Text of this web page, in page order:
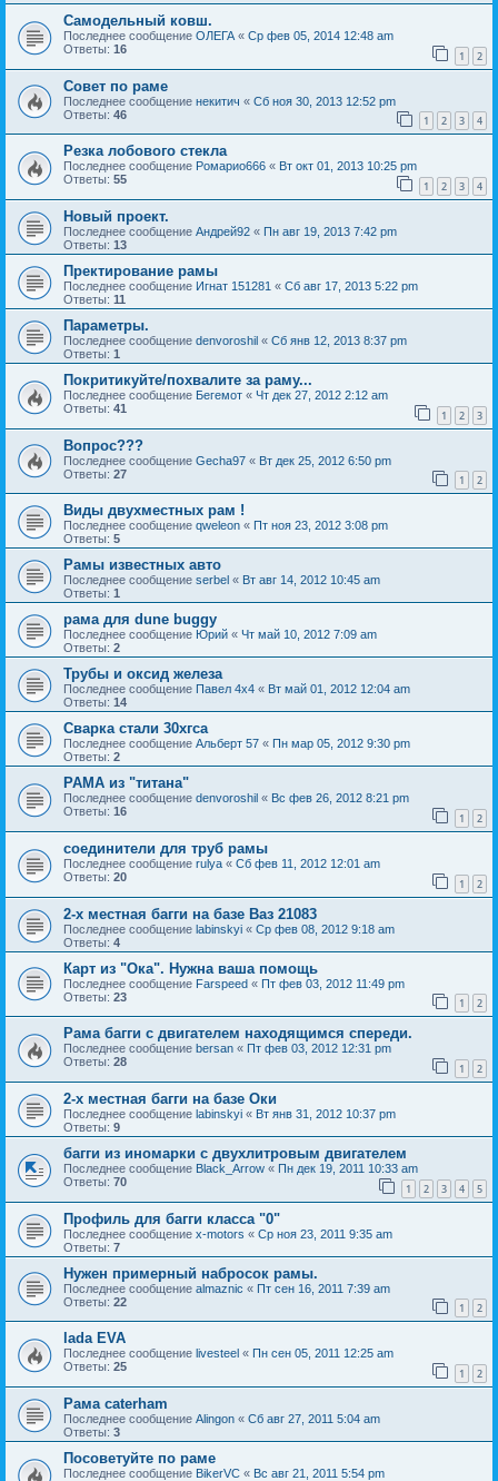
Самодельный ковш.
Последнее сообщение ОЛЕГА « Ср фев 05, 2014 12:48 am
Ответы: 16 1 2
Совет по раме
Последнее сообщение некитич « Сб ноя 30, 2013 12:52 pm
Ответы: 46 1 2 3 4
Резка лобового стекла
Последнее сообщение Ромарио666 « Вт окт 01, 2013 10:25 pm
Ответы: 55 1 2 3 4
Новый проект.
Последнее сообщение Андрей92 « Пн авг 19, 2013 7:42 pm
Ответы: 13
Пректирование рамы
Последнее сообщение Игнат 151281 « Сб авг 17, 2013 5:22 pm
Ответы: 11
Параметры.
Последнее сообщение denvoroshil « Сб янв 12, 2013 8:37 pm
Ответы: 1
Покритикуйте/похвалите за раму...
Последнее сообщение Бегемот « Чт дек 27, 2012 2:12 am
Ответы: 41 1 2 3
Вопрос???
Последнее сообщение Gecha97 « Вт дек 25, 2012 6:50 pm
Ответы: 27 1 2
Виды двухместных рам !
Последнее сообщение qweleon « Пт ноя 23, 2012 3:08 pm
Ответы: 5
Рамы известных авто
Последнее сообщение serbel « Вт авг 14, 2012 10:45 am
Ответы: 1
рама для dune buggy
Последнее сообщение Юрий « Чт май 10, 2012 7:09 am
Ответы: 2
Трубы и оксид железа
Последнее сообщение Павел 4х4 « Вт май 01, 2012 12:04 am
Ответы: 14
Сварка стали 30хгса
Последнее сообщение Альберт 57 « Пн мар 05, 2012 9:30 pm
Ответы: 2
РАМА из "титана"
Последнее сообщение denvoroshil « Вс фев 26, 2012 8:21 pm
Ответы: 16 1 2
соединители для труб рамы
Последнее сообщение rulya « Сб фев 11, 2012 12:01 am
Ответы: 20 1 2
2-х местная багги на базе Ваз 21083
Последнее сообщение labinskyi « Ср фев 08, 2012 9:18 am
Ответы: 4
Карт из "Ока". Нужна ваша помощь
Последнее сообщение Farspeed « Пт фев 03, 2012 11:49 pm
Ответы: 23 1 2
Рама багги с двигателем находящимся спереди.
Последнее сообщение bersan « Пт фев 03, 2012 12:31 pm
Ответы: 28 1 2
2-х местная багги на базе Оки
Последнее сообщение labinskyi « Вт янв 31, 2012 10:37 pm
Ответы: 9
багги из иномарки с двухлитровым двигателем
Последнее сообщение Black_Arrow « Пн дек 19, 2011 10:33 am
Ответы: 70 1 2 3 4 5
Профиль для багги класса "0"
Последнее сообщение x-motors « Ср ноя 23, 2011 9:35 am
Ответы: 7
Нужен примерный набросок рамы.
Последнее сообщение almaznic « Пт сен 16, 2011 7:39 am
Ответы: 22 1 2
lada EVA
Последнее сообщение livesteel « Пн сен 05, 2011 12:25 am
Ответы: 25 1 2
Рама caterham
Последнее сообщение Alingon « Сб авг 27, 2011 5:04 am
Ответы: 3
Посоветуйте по раме
Последнее сообщение BikerVC « Вс авг 21, 2011 5:54 pm